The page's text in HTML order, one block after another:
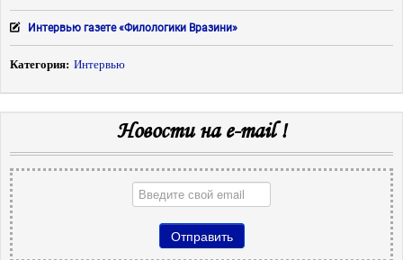
Интервью газете «Филологики Вразини»
Категория: Интервью
Новости на e-mail !